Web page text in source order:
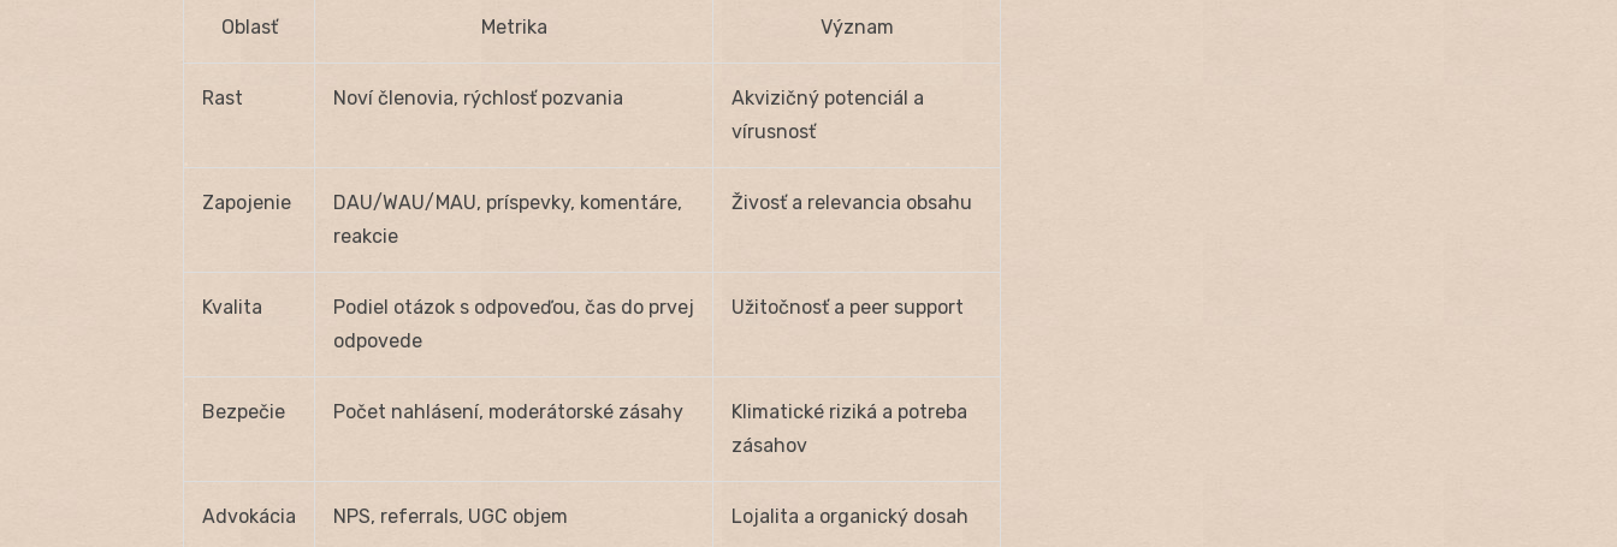
Oblasť Metrika Význam
Rast Noví členovia, rýchlosť pozvania
Akvizičný potenciál a
vírusnosť
Zapojenie
DAU/WAU/MAU, príspevky, komentáre,
reakcie
Živosť a relevancia obsahu
Kvalita
Podiel otázok s odpoveďou, čas do prvej
odpovede
Užitočnosť a peer support
Bezpečie Počet nahlásení, moderátorské zásahy
Klimatické riziká a potreba
zásahov
Advokácia NPS, referrals, UGC objem Lojalita a organický dosah